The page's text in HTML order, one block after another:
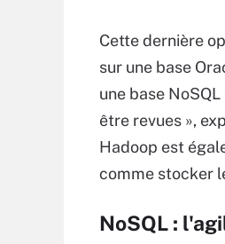
Cette dernière
sur une base
une base
être revues »,
Hadoop est
comme stocker
NoSQL :